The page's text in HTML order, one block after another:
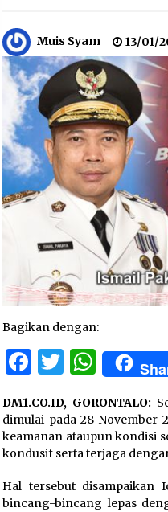
Muis Syam 13/01/
Bagikan dengan:
Facebook
Twitter
DM1.CO.ID, GORONTALO:
dimulai pada 28 November
keamanan ataupun kondisi
kondusif serta terjaga
Hal tersebut disampaikan
bincang-bincang lepas